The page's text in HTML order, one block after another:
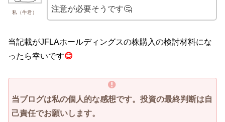
私（牛君）
注意が必要そうです🤔
当記載がJFLAホールディングスの株購入の検討材料にな
ったら幸いです😊
当ブログは私の個人的な感想です。投資の最終判断は自
己責任でお願いします。